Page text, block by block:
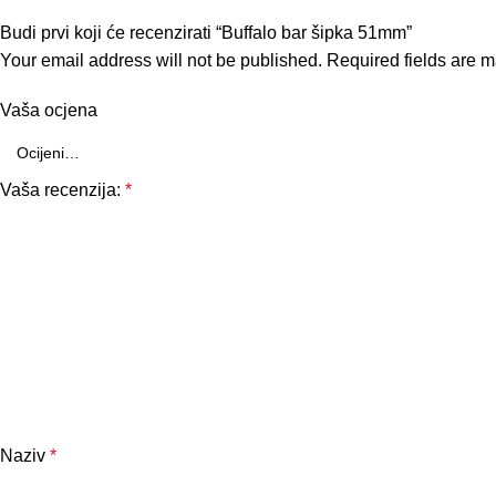
Budi prvi koji će recenzirati “Buffalo bar šipka 51mm”
Your email address will not be published. Required fields are
Vaša ocjena
Vaša recenzija: *
Naziv *